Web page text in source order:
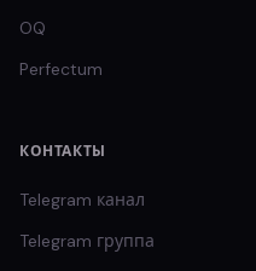
OQ
Perfectum
КОНТАКТЫ
Telegram канал
Telegram группа